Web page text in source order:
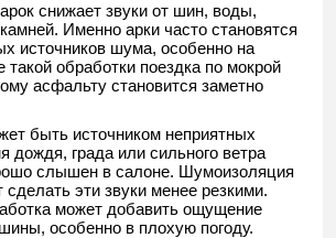
снижает звуки от шин, воды,
Именно арки часто становятся
источников шума, особенно на
такой обработки поездка по мокрой
асфальту становится заметно
быть источником неприятных
дождя, града или сильного ветра
слышен в салоне. Шумоизоляция
эти звуки менее резкими.
может добавить ощущение
особенно в плохую погоду.